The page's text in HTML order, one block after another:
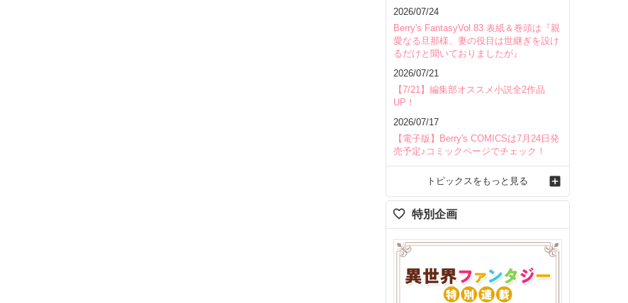
2026/07/24
Berry's FantasyVol.83 表紙＆巻頭は『親
愛なる旦那様、妻の役目は世継ぎを設け
るだけと聞いておりましたが』
2026/07/21
【7/21】編集部オススメ小説全2作品
UP！
2026/07/17
【電子版】Berry's COMICSは7月24日発
売予定♪コミックページでチェック！
トピックスをもっと見る
特別企画